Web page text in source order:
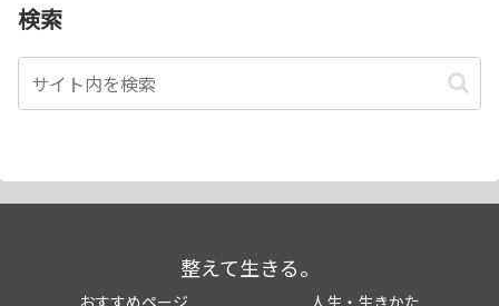
検索
整えて生きる。
おすすめページ 人生・生きかた